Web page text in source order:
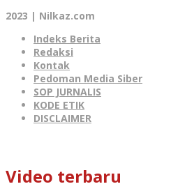
2023 | Nilkaz.com
Indeks Berita
Redaksi
Kontak
Pedoman Media Siber
SOP JURNALIS
KODE ETIK
DISCLAIMER
Video terbaru